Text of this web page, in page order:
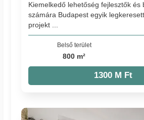
Kiemelkedő lehetőség fejlesztők és
számára Budapest egyik
projekt ...
Belső terület
800 m²
1300 M Ft